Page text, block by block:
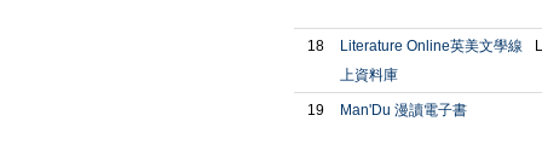
18
Literature Online英美文學線
上資料庫
19 Man'Du 漫讀電子書